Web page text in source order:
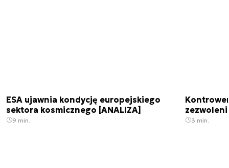
ESA ujawnia kondycję europejskiego
sektora kosmicznego [ANALIZA]
9 min. 3 min.